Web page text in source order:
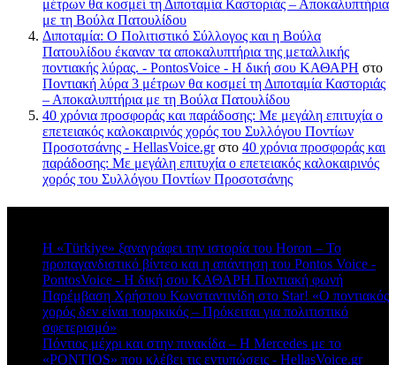
μέτρων θα κοσμεί τη Διποταμία Καστοριάς – Αποκαλυπτήρια
με τη Βούλα Πατουλίδου
Διποταμία: Ο Πολιτιστικό Σύλλογος και η Βούλα
Πατουλίδου έκαναν τα αποκαλυπτήρια της μεταλλικής
ποντιακής λύρας. - PontosVoice - H δική σου ΚΑΘΑΡΗ στο
Ποντιακή λύρα 3 μέτρων θα κοσμεί τη Διποταμία Καστοριάς
– Αποκαλυπτήρια με τη Βούλα Πατουλίδου
40 χρόνια προσφοράς και παράδοσης: Με μεγάλη επιτυχία ο
επετειακός καλοκαιρινός χορός του Συλλόγου Ποντίων
Προσοτσάνης - HellasVoice.grστο 40 χρόνια προσφοράς και
παράδοσης: Με μεγάλη επιτυχία ο επετειακός καλοκαιρινός
χορός του Συλλόγου Ποντίων Προσοτσάνης
Η «Türkiye» ξαναγράφει την ιστορία του Horon – Το
προπαγανδιστικό βίντεο και η απάντηση του Pontos Voice -
PontosVoice - H δική σου ΚΑΘΑΡΗ Ποντιακή φωνή
Παρέμβαση Χρήστου Κωνσταντινίδη στο Star! «Ο ποντιακός
χορός δεν είναι τουρκικός – Πρόκειται για πολιτιστικό
σφετερισμό»
Πόντιος μέχρι και στην πινακίδα – Η Mercedes με το
«PONTIOS» που κλέβει τις εντυπώσεις - HellasVoice.grστο